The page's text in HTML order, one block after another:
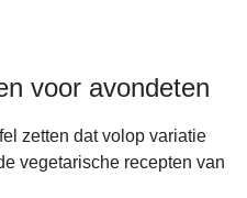
voor avondeten
zetten dat volop variatie
vegetarische recepten van